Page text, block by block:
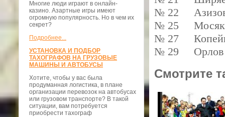
Многие люди играют в онлайн-
казино. Азартные игры имеют
огромную популярность. Но в чем их
секрет?
Подробнее...
УСТАНОВКА И ПОДБОР
ТАХОГРАФОВ НА ГРУЗОВЫЕ
МАШИНЫ И АВТОБУСЫ
Хотите, чтобы у вас была
продуманная логистика, в плане
организации перевозок на автобусах
или грузовом транспорте? В такой
ситуации, вам потребуется
приобрести тахограф
№ 22
№ 25
№ 27
№ 29 Орлов
Смотрите